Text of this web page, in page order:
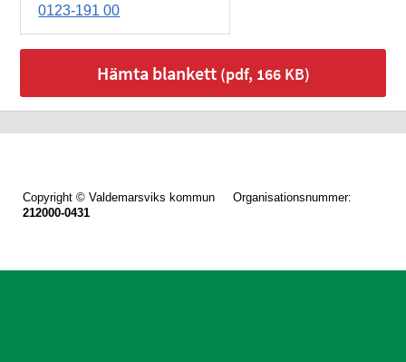
0123-191 00
Hämta blankett(pdf, 166 KB)
Copyright © Valdemarsviks kommun Organisationsnummer:
212000-0431